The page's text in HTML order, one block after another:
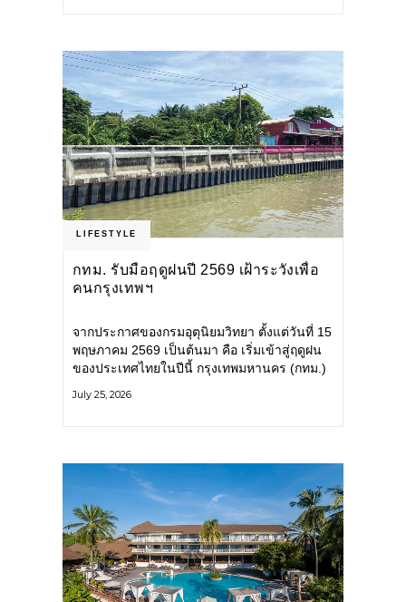
LIFESTYLE
กทม. รับมือฤดูฝนปี 2569 เฝ้าระวังเพื่อ
คนกรุงเทพฯ
จากประกาศของกรมอุตุนิยมวิทยา ตั้งแต่วันที่ 15
พฤษภาคม 2569 เป็นต้นมา คือ เริ่มเข้าสู่ฤดูฝน
ของประเทศไทยในปีนี้ กรุงเทพมหานคร (กทม.)
โครงสร้างพื้นฐาน
July 25, 2026